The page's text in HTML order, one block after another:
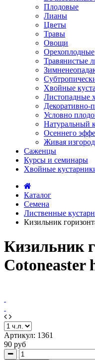
Плодовые
Лианы
Цветы
Травы
Овощи
Орехоплодные
Травянистые
Хвойные
Листопадные
Декоративно-
Условно
Натуральный
Осеннего
Живая
Саженцы
Курсы и семинары
Хвойные
Каталог
Семена
Лиственные
Кизильник
Кизильник
Cotoneaster
Артикул: 1361
90 руб